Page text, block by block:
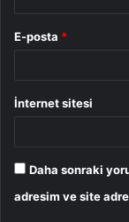
E-posta *
İnternet sitesi
Daha sonraki
adresim ve site